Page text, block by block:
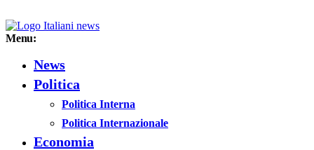
Menu:
News
Politica
Politica Interna
Politica Internazionale
Economia